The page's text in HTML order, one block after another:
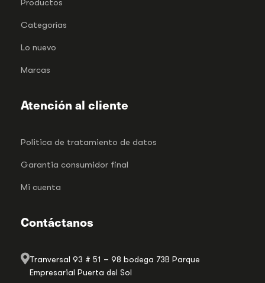
Productos
Categorías
Lo nuevo
Marcas
Atención al cliente
Politica de tratamiento de datos
Garantia consumidor final
Mi cuenta
Contáctanos
Tranversal 93 # 51 – 98 bodega 73B Parque
Empresarial Puerta del Sol